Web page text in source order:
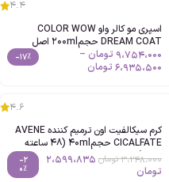
4.4
اسپری مو کالر واو COLOR WOW
DREAM COAT حجم200ml اصل
9،754،000 تومان –
6،935،500 تومان
-17%
4.6
کرم سیکالفیت اون ترمیم کننده AVENE
CICALFATE حجم40ml (48 ساعته
جدید)
3،248،000تومان 2،599،835
تومان
-2
0%